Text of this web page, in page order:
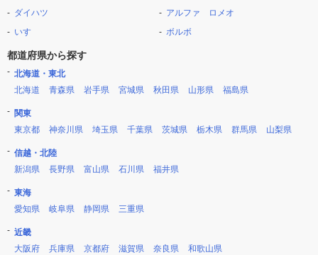
ダイハツ
いすゞ
アルファ ロメオ
ボルボ
都道府県から探す
北海道・東北
北海道
青森県 岩手県 宮城県 秋田県 山形県 福島県
関東
東京都
神奈川県 埼玉県 千葉県 茨城県 栃木県 群馬県 山梨県
信越・北陸
新潟県
長野県 富山県 石川県 福井県
東海
愛知県
岐阜県 静岡県 三重県
近畿
大阪府
兵庫県 京都府 滋賀県 奈良県 和歌山県